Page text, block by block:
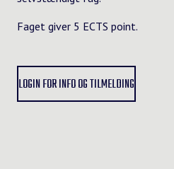
Faget giver 5 ECTS point.
LOGIN FOR INFO OG TILMELDING